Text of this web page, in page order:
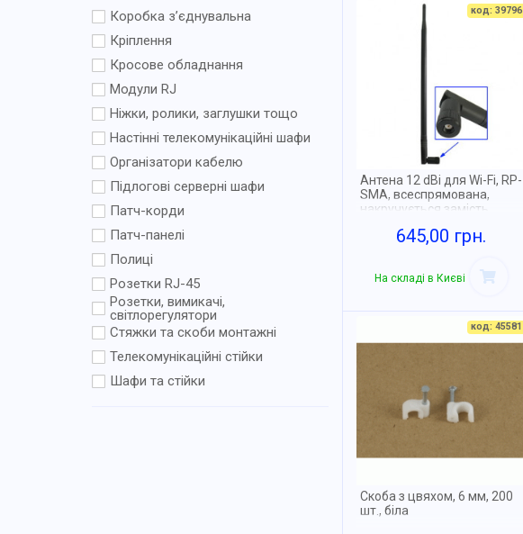
Коробка з’єднувальна
Кріплення
Кросове обладнання
Модули RJ
Ніжки, ролики, заглушки тощо
Настінні телекомунікаційні шафи
Організатори кабелю
Підлогові серверні шафи
Патч-корди
Патч-панелі
Полиці
Розетки RJ-45
Розетки, вимикачі,
світлорегулятори
Стяжки та скоби монтажні
Телекомунікаційні стійки
Шафи та стійки
код: 39796
Антена 12 dBi для Wi-Fi, RP-
SMA, всеспрямована,
накручується замість
645,00 грн.
На складі в Києві
код: 45581
Скоба з цвяхом, 6 мм, 200
шт., біла